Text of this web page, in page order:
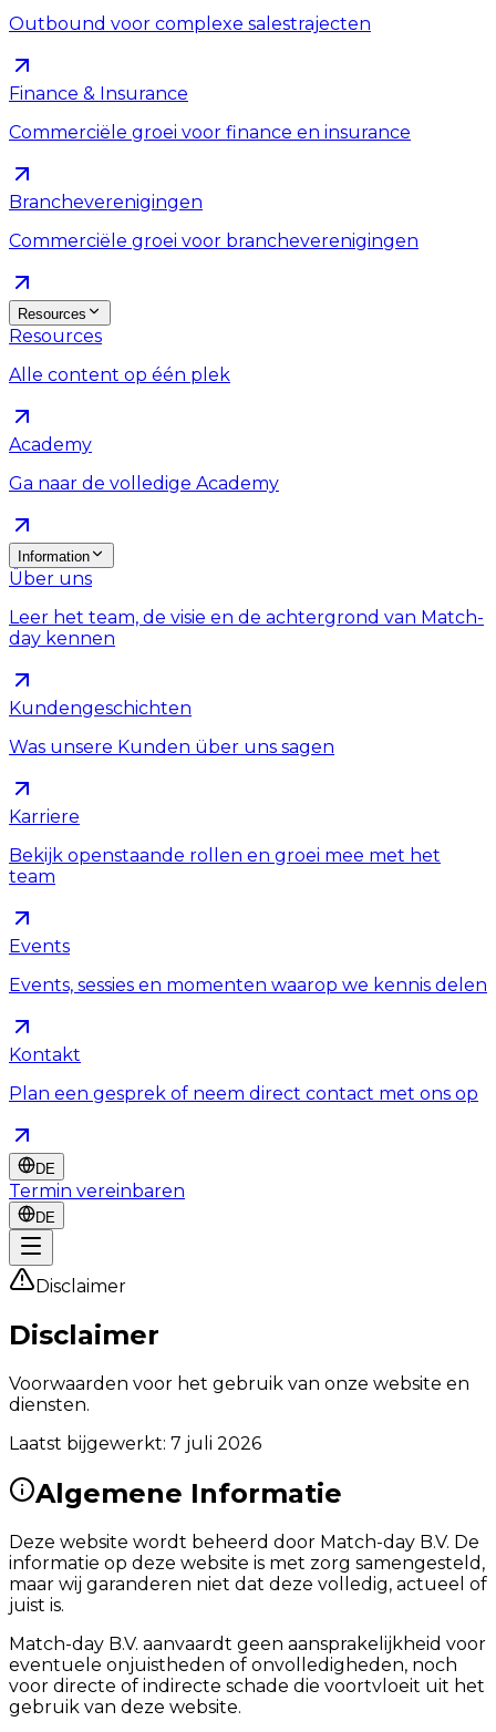
Outbound voor complexe salestrajecten
Finance & Insurance
Commerciële groei voor finance en insurance
Brancheverenigingen
Commerciële groei voor brancheverenigingen
Resources
Resources
Alle content op één plek
Academy
Ga naar de volledige Academy
Information
Über uns
Leer het team, de visie en de achtergrond van Match-
day kennen
Kundengeschichten
Was unsere Kunden über uns sagen
Karriere
Bekijk openstaande rollen en groei mee met het
team
Events
Events, sessies en momenten waarop we kennis delen
Kontakt
Plan een gesprek of neem direct contact met ons op
DE
Termin vereinbaren
DE
Disclaimer
Disclaimer
Voorwaarden voor het gebruik van onze website en
diensten.
Laatst bijgewerkt: 7 juli 2026
Algemene Informatie
Deze website wordt beheerd door Match-day B.V. De
informatie op deze website is met zorg samengesteld,
maar wij garanderen niet dat deze volledig, actueel of
juist is.
Match-day B.V. aanvaardt geen aansprakelijkheid voor
eventuele onjuistheden of onvolledigheden, noch
voor directe of indirecte schade die voortvloeit uit het
gebruik van deze website.